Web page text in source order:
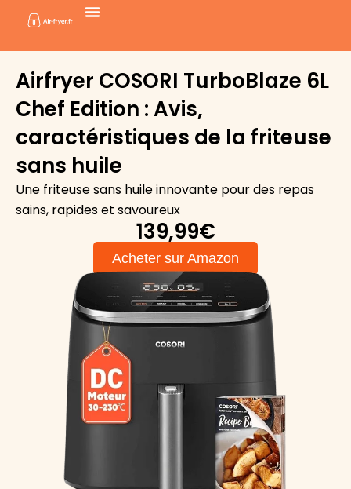
contenu
Airfryer COSORI TurboBlaze 6L
Chef Edition : Avis,
caractéristiques de la friteuse
sans huile
Une friteuse sans huile innovante pour des repas
sains, rapides et savoureux
139,99€
Acheter sur Amazon